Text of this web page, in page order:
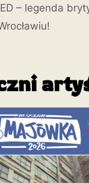
– legenda